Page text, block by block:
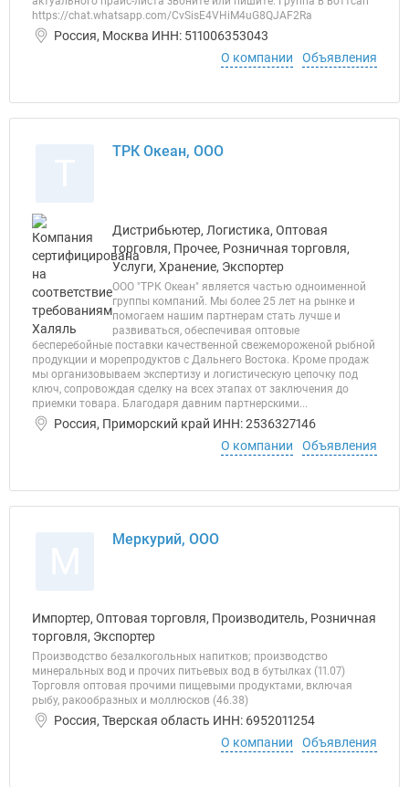
https://chat.whatsapp.com/CvSisE4VHiM4uG8QJAF2Ra
Россия, Москва ИНН: 511006353043
О компании
Объявления
ТРК Океан, ООО
Дистрибьютер, Логистика, Оптовая
торговля, Прочее, Розничная торговля,
Услуги, Хранение, Экспортер
ООО "ТРК Океан" является частью одноименной
группы компаний. Мы более 25 лет на рынке и
помогаем нашим партнерам стать лучше и
развиваться, обеспечивая оптовые
бесперебойные поставки качественной свежемороженой рыбной
продукции и морепродуктов с Дальнего Востока. Кроме продаж
мы организовываем экспертизу и логистическую цепочку под
ключ, сопровождая сделку на всех этапах от заключения до
приемки товара. Благодаря давним партнерскими...
Россия, Приморский край ИНН: 2536327146
О компании
Объявления
Меркурий, ООО
Импортер, Оптовая торговля, Производитель, Розничная
торговля, Экспортер
Производство безалкогольных напитков; производство
минеральных вод и прочих питьевых вод в бутылках (11.07)
Торговля оптовая прочими пищевыми продуктами, включая
рыбу, ракообразных и моллюсков (46.38)
Россия, Тверская область ИНН: 6952011254
О компании
Объявления